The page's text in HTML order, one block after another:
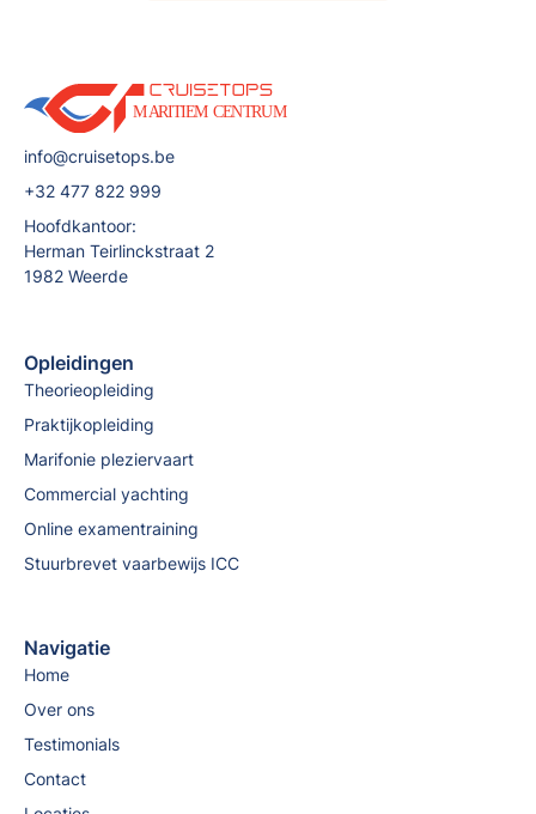
info@cruisetops.be
+32 477 822 999
Hoofdkantoor:
Herman Teirlinckstraat 2
1982 Weerde
Opleidingen
Theorieopleiding
Praktijkopleiding
Marifonie pleziervaart
Commercial yachting
Online examentraining
Stuurbrevet vaarbewijs ICC
Navigatie
Home
Over ons
Testimonials
Contact